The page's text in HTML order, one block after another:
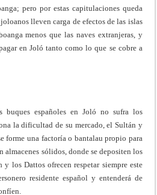
pero por estas capitulaciones queda
lleven carga de efectos de las islas
menos que las naves extranjeras, y
en Joló tanto como lo que se cobre a
buques españoles en Joló no sufra los
la dificultad de su mercado, el Sultán y
forme una factoría o bantalau propio para
almacenes sólidos, donde se depositen los
los Dattos ofrecen respetar siempre este
residente español y entenderá de